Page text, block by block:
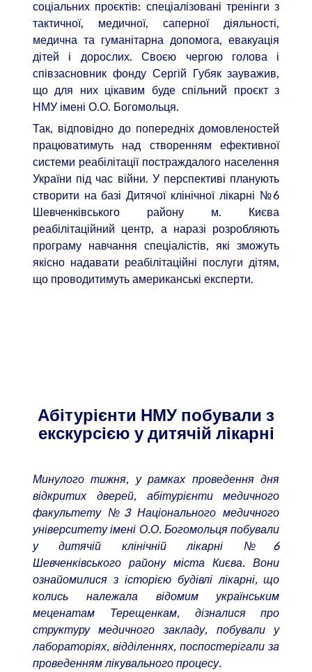
соціальних проєктів: спеціалізовані тренінги з
тактичної, медичної, саперної діяльності,
медична та гуманітарна допомога, евакуація
дітей і дорослих. Своєю чергою голова і
співзасновник фонду Сергій Губяк зауважив,
що для них цікавим буде спільний проєкт з
НМУ імені О.О. Богомольця.
Так, відповідно до попередніх домовленостей
працюватимуть над створенням ефективної
системи реабілітації постраждалого населення
України під час війни. У перспективі планують
створити на базі Дитячої клінічної лікарні №6
Шевченківського району м. Києва
реабілітаційний центр, а наразі розробляють
програму навчання спеціалістів, які зможуть
якісно надавати реабілітаційні послуги дітям,
що проводитимуть американські експерти.
Абітурієнти НМУ побували з
екскурсією у дитячій лікарні
Минулого тижня, у рамках проведення дня
відкритих дверей, абітурієнти медичного
факультету №3 Національного медичного
університету імені О.О. Богомольця побували
у дитячій клінічній лікарні №6
Шевченківського району міста Києва. Вони
ознайомилися з історією будівлі лікарні, що
колись належала відомим українським
меценатам Терещенкам, дізналися про
структуру медичного закладу, побували у
лабораторіях, відділеннях, поспостерігали за
проведенням лікувального процесу.